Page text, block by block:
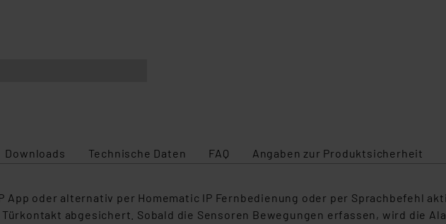
Downloads Technische Daten FAQ Angaben zur Produktsicherheit
App oder alternativ per Homematic IP Fernbedienung oder per Sprachbefehl
abgesichert. Sobald die Sensoren Bewegungen erfassen, wird die